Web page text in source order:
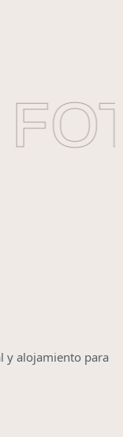
y alojamiento para